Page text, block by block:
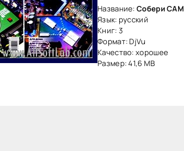
Название: Собери САМ
Язык: русский
Книг: 3
Формат: DjVu
Качество: хорошее
Размер: 41,6 MB